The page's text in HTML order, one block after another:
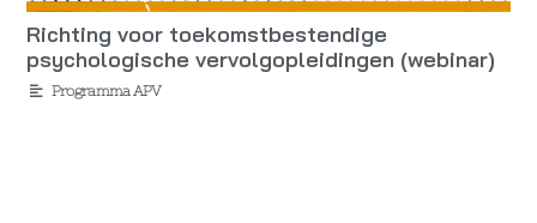
Richting voor toekomstbestendige
psychologische vervolgopleidingen (webinar)
Programma APV